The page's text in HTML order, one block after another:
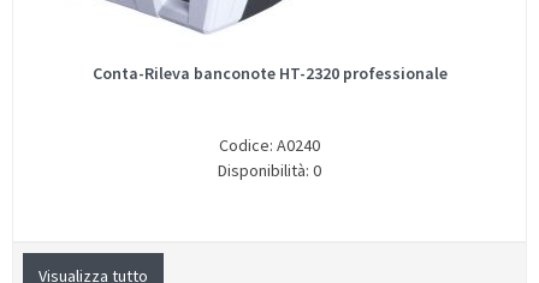
Conta-Rileva banconote HT-2320 professionale
Codice: A0240
Disponibilità: 0
Visualizza tutto